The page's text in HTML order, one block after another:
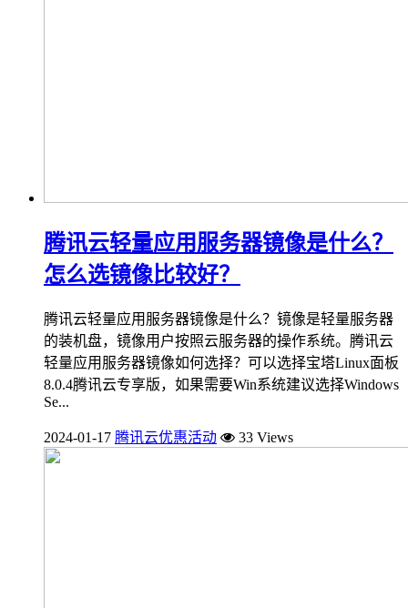
腾讯云轻量应用服务器镜像是什么？
怎么选镜像比较好？
腾讯云轻量应用服务器镜像是什么？镜像是轻量服务器
的装机盘，镜像用户按照云服务器的操作系统。腾讯云
轻量应用服务器镜像如何选择？可以选择宝塔Linux面板
8.0.4腾讯云专享版，如果需要Win系统建议选择Windows
Se...
2024-01-17 腾讯云优惠活动 33 Views